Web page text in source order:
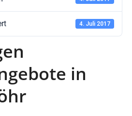
4. Juli 2017
in